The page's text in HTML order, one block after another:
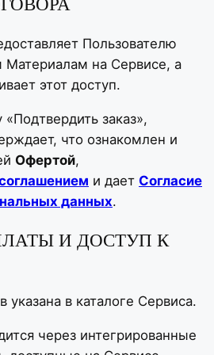
Пользователю
на Сервисе, а
этот доступ.
заказ»,
что ознакомлен и
Офертой,
и дает Согласие
данных.
И ДОСТУП К
указана в каталоге Сервиса.
через интегрированные